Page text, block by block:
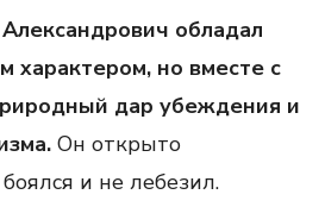
обладал
характером, но вместе с
дар убеждения и
Он открыто
и не лебезил.